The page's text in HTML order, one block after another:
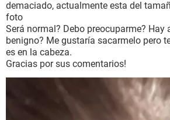
SEXUALIDAD
GLOSARIO
demaciado, actualmente esta del
foto
Será normal? Debo preocuparme? Hay
benigno? Me gustaría sacarmelo pero
es en la cabeza.
Gracias por sus comentarios!